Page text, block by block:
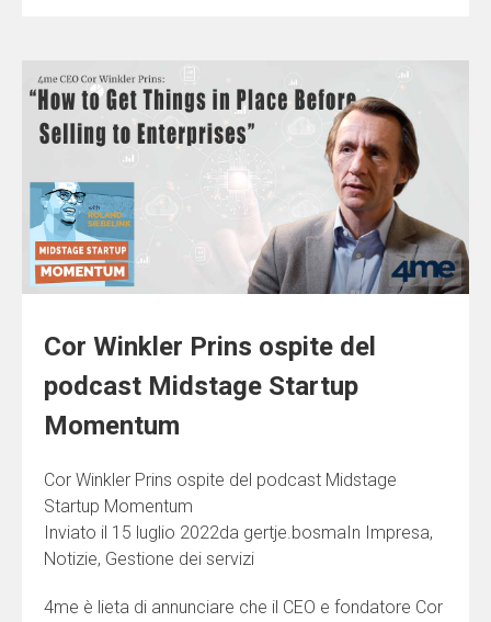
Cor Winkler Prins ospite del
podcast Midstage Startup
Momentum
Cor Winkler Prins ospite del podcast Midstage
Startup Momentum
Inviato il 15 luglio 2022da gertje.bosmaIn Impresa,
Notizie, Gestione dei servizi
4me è lieta di annunciare che il CEO e fondatore Cor